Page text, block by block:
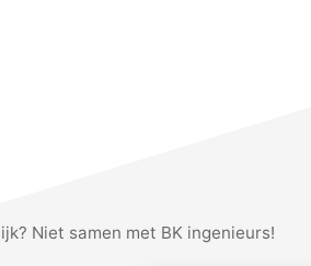
Niet samen met BK ingenieurs!